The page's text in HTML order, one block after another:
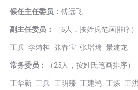
候任主任委员： 傅远飞
副主任委员： （5人，按姓氏笔画排序）
王兵 李靖桓 张春宝 张增瑞 景建龙
常务委员： （25人，按姓氏笔画排序）
王华新 王兵 王明臻 王建鸿 王炼 王